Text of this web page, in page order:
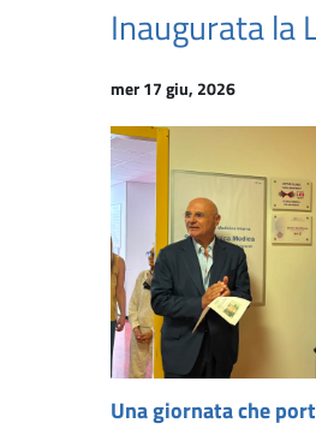
Inaugurata la
mer 17 giu, 2026
Una giornata che